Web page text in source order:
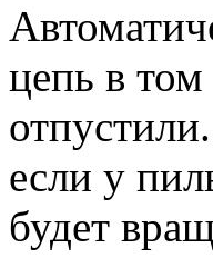
цепь в том
если у
будет